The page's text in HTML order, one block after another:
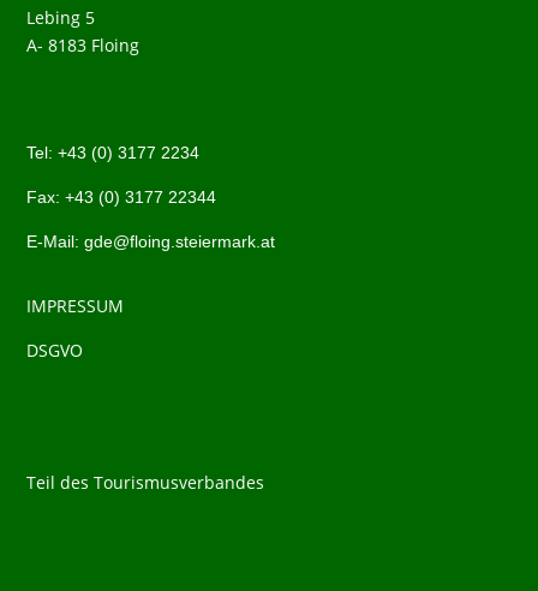
Lebing 5
A- 8183 Floing
Tel:+43 (0)3177 2234
Fax: +43 (0)3177 22344
E-Mail:gde@floing.steiermark.at
IMPRESSUM
DSGVO
Teil des Tourismusverbandes